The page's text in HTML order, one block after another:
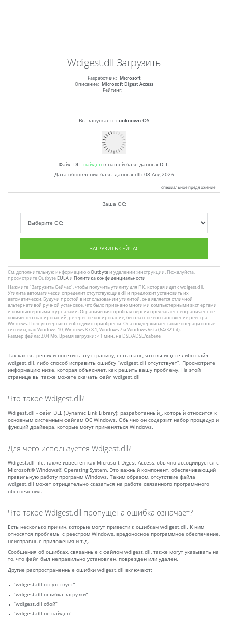
Wdigest.dll Загрузить
Разработчик: Microsoft
Описание: Microsoft Digest Access
Рейтинг:
Вы запускаете: unknown OS
Файл DLL найденв нашей базе данных DLL.
Дата обновления базы данных dll: 08 Aug 2026
специальное предложение
Ваша ОС:
ЗАГРУЗИТЬ СЕЙЧАС
См. дополнительную информацию оOutbyteи удалении :инструкции. Пожалуйста,
просмотрите Outbyte EULAи Политика конфиденциальности
Нажмите"Загрузить Сейчас", чтобы получить утилиту для ПК, которая идет с wdigest.dll.
Утилита автоматически определит отсутствующие dll и предложит установить их
автоматически. Будучи простой в использовании утилитой, она является отличной
альтернативой ручной установке, что было признано многими компьютерными экспертами
и компьютерными журналами. Ограничения: пробная версия предлагает неограниченное
количество сканирований, резервное копирование, бесплатное восстановление реестра
Windows. Полную версию необходимо приобрести. Она поддерживает такие операционные
системы, как Windows 10, Windows 8 / 8.1, Windows 7 и Windows Vista (64/32 bit).
Размер файла: 3,04 Мб, Время загрузки: < 1 мин. на DSL/ADSL/кабеле
Так как вы решили посетить эту страницу, есть шанс, что вы ищете либо файл
wdigest.dll, либо способ исправить ошибку “wdigest.dll отсутствует”. Просмотрите
информацию ниже, которая объясняет, как решить вашу проблему. На этой
странице вы также можете скачать файл wdigest.dll
Что такое Wdigest.dll?
Wdigest.dll - файл DLL (Dynamic Link Library): разработанный_, который относится к
основным системным файлам ОС Windows. Обычно он содержит набор процедур и
функций драйвера, которые могут применяться Windows.
Для чего используется Wdigest.dll?
Wdigest.dll file, также известен как Microsoft Digest Access, обычно ассоциируется с
Microsoft® Windows® Operating System. Это важный компонент, обеспечивающий
правильную работу программ Windows. Таким образом, отсутствие файла
wdigest.dll может отрицательно сказаться на работе связанного программного
обеспечения.
Что такое Wdigest.dll пропущена ошибка означает?
Есть несколько причин, которые могут привести к ошибкам wdigest.dll. К ним
относятся проблемы с реестром Windows, вредоносное программное обеспечение,
неисправные приложения и т.д.
Сообщения об ошибках, связанные с файлом wdigest.dll, также могут указывать на
то, что файл был неправильно установлен, поврежден или удален.
Другие распространенные ошибки wdigest.dll включают:
“wdigest.dll отсутствует”
“wdigest.dll ошибка загрузки”
“wdigest.dll сбой”
“wdigest.dll не найден”